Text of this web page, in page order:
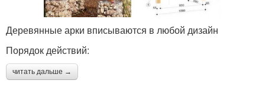
Деревянные арки вписываются в любой дизайн
Порядок действий:
читать дальше →